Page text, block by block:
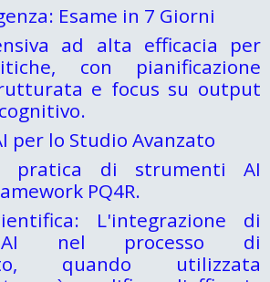
Esame in 7 Giorni
ad alta efficacia per
con pianificazione
e focus su output
per lo Studio Avanzato
pratica di strumenti AI
PQ4R.
L'integrazione di
AI nel processo di
quando utilizzata